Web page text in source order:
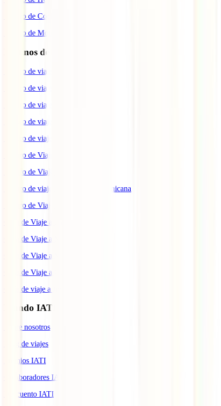
Seguro de Coche
Seguro de Moto
Destinos de interés
Seguro de viaje a EEUU
Seguro de viaje a Indonesia
Seguro de viaje a Marruecos
Seguro de viaje a Reino Unido
Seguro de viaje a México
Seguro de Viaje a Tailandia
Seguro de Viaje a China
Seguro de viaje a República Dominicana
Seguro de Viaje a Colombia
Guía de Viaje a Estados Unidos
Guía de Viaje a México
Guía de Viaje a Marruecos
Guía de Viaje a Cuba
Guía de viaje a Indonesia
Mundo IATI
Sobre nosotros
Blog de viajes
Premios IATI
Colaboradores IATI
Descuento IATI